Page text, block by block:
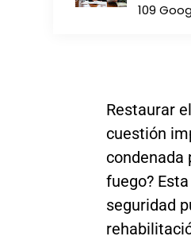
109
Restaurar
cuestión
condenada
fuego?
seguridad